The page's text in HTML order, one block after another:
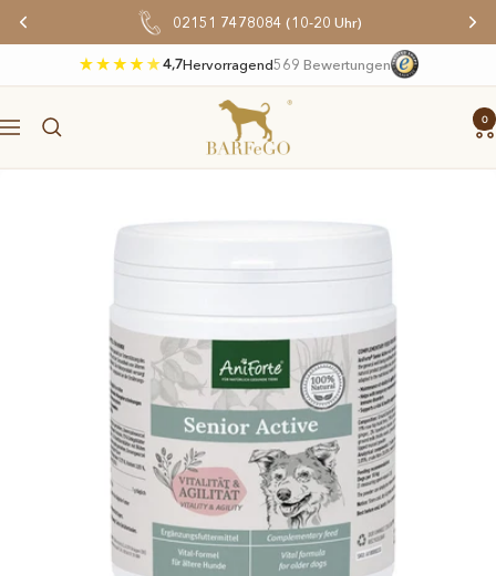
02151 7478084 (10-20 Uhr)
4,7Hervorragend569 Bewertungen
Navigation
BARFeGO® 0